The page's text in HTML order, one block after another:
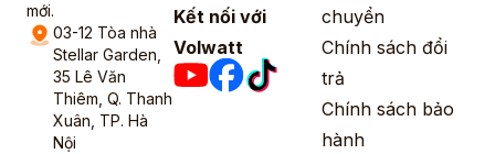
mới.
03-12 Tòa nhà
Stellar Garden,
35 Lê Văn
Thiêm, Q. Thanh
Xuân, TP. Hà
Nội
Kết nối với
Volwatt
chuyển
Chính sách đổi
trả
Chính sách bảo
hành